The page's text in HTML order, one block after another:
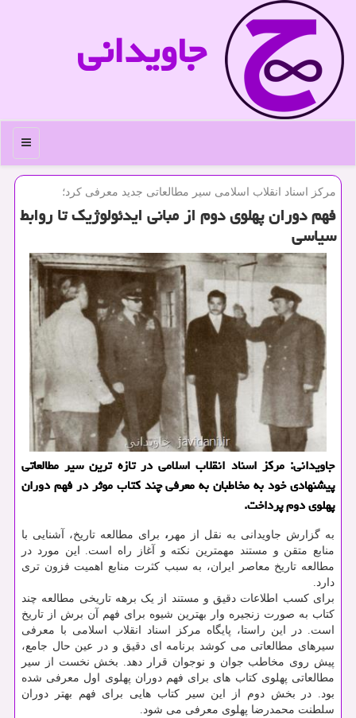
جاویدانی
منو
مركز اسناد انقلاب اسلامی سیر مطالعاتی جدید معرفی كرد؛
فهم دوران پهلوی دوم از مبانی ایدئولوژیك تا روابط
سیاسی
جاویدانی: مركز اسناد انقلاب اسلامی در تازه ترین سیر مطالعاتی
پیشنهادی خود به مخاطبان به معرفی چند كتاب موثر در فهم دوران
پهلوی دوم پرداخت.
به گزارش جاویدانی به نقل از مهر ، برای مطالعه تاریخ، آشنایی با
منابع متقن و مستند مهمترین نکته و آغاز راه است. این مورد در
مطالعه تاریخ معاصر ایران، به سبب کثرت منابع اهمیت فزون تری
دارد.
برای کسب اطلاعات دقیق و مستند از یک برهه تاریخی مطالعه چند
کتاب به صورت زنجیره وار بهترین شیوه برای فهم آن برش از تاریخ
است. در این راستا، پایگاه مرکز اسناد انقلاب اسلامی با معرفی
سیرهای مطالعاتی می کوشد برنامه ای دقیق و در عین حال جامع،
پیش روی مخاطب جوان و نوجوان قرار دهد. بخش نخست از سیر
مطالعاتی پهلوی کتاب های برای فهم دوران پهلوی اول معرفی شده
بود. در بخش دوم از این سیر کتاب هایی برای فهم بهتر دوران
سلطنت محمدرضا پهلوی معرفی می شود.